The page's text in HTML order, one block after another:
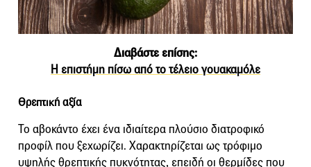
Διαβάστε επίσης:
Η επιστήμη πίσω από το τέλειο γουακαμόλε
Θρεπτική αξία
Το αβοκάντο έχει ένα ιδιαίτερα πλούσιο διατροφικό
προφίλ που ξεχωρίζει. Χαρακτηρίζεται ως τρόφιμο
υψηλής θρεπτικής πυκνότητας, επειδή οι θερμίδες που